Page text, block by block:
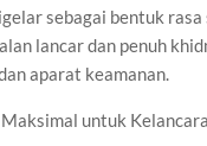
sebagai bentuk
lancar dan penuh
aparat keamanan.
untuk